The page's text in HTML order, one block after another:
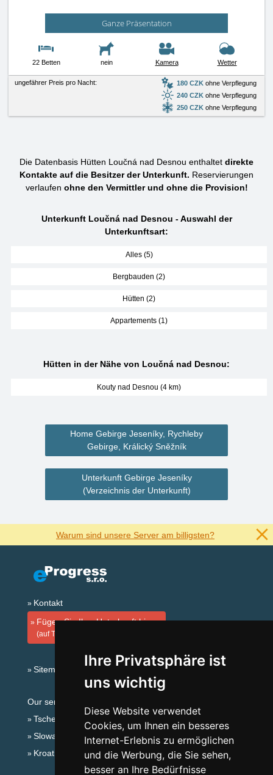
Ihre Privatsphäre ist
uns wichtig
Diese Website verwendet
Cookies, um Ihnen ein besseres
Internet-Erlebnis zu ermöglichen
und die Werbung, die Sie sehen,
besser an Ihre Bedürfnisse
Ganze Präsentation
22 Betten nein Kamera Wetter
ungefährer Preis pro Nacht: 180 CZK ohne Verpflegung
240 CZK ohne Verpflegung
250 CZK ohne Verpflegung
Die Datenbasis Hütten Loučná nad Desnou enthaltet direkte
Kontakte auf die Besitzer der Unterkunft. Reservierungen
verlaufen ohne den Vermittler und ohne die Provision!
Unterkunft Loučná nad Desnou - Auswahl der
Unterkunftsart:
Alles (5)
Bergbauden (2)
Hütten (2)
Appartements (1)
Hütten in der Nähe von Loučná nad Desnou:
Kouty nad Desnou (4 km)
Home Gebirge Jeseníky, Rychleby
Gebirge, Králický Sněžník
Unterkunft Gebirge Jeseníky
(Verzeichnis der Unterkunft)
Warum sind unsere Server am billigsten?
Kontakt
Fügen Sie Ihre Unterkunft hinzu
(auf Tschechisch)
Sitemap
Our servers:
Tschechische Gebirge
Slowakische Gebirge
Kroatien